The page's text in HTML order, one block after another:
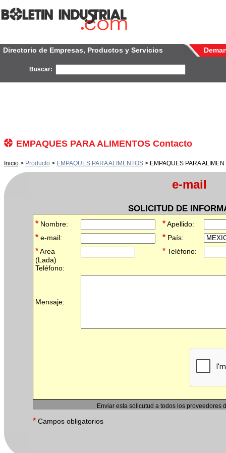
Directorio de Empresas, Productos y Servicios
Buscar:
EMPAQUES PARA ALIMENTOS Contacto
Inicio> Producto> EMPAQUES PARA ALIMENTOS> EMPAQUES PARA
e-mail
SOLICITUD DE
* Nombre: *Apellido:
* e-mail: * País:
*Area
(Lada)
Teléfono:
* Teléfono:
Mensaje:
Enviar esta solicutud a todos los proveedores
* Campos obligatorios